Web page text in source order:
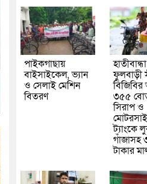
পাইকগাছায়
বাইসাইকেল, ভ্যান
ও সেলাই মেশিন
বিতরণ
ফুলবাড়ী
বিজিবির
৩৫৫
সিরাপ ও
ট্যাংকে
গাঁজাসহ
টাকার